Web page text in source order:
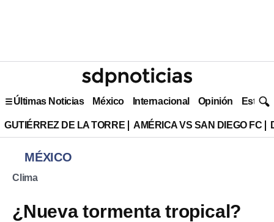
Últimas Noticias México Internacional Opinión Estilo
GUTIÉRREZ DE LA TORRE AMÉRICA VS SAN DIEGO FC
MÉXICO
Clima
¿Nueva tormenta tropical?